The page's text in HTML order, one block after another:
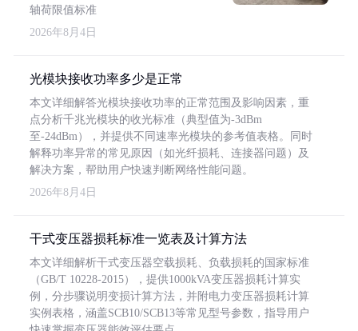
轴荷限值标准
2026年8月4日
光模块接收功率多少是正常
本文详细解答光模块接收功率的正常范围及影响因素，重
点分析千兆光模块的收光标准（典型值为-3dBm
至-24dBm），并提供不同速率光模块的参考值表格。同时
解释功率异常的常见原因（如光纤损耗、连接器问题）及
解决方案，帮助用户快速判断网络性能问题。
2026年8月4日
干式变压器损耗标准一览表及计算方法
本文详细解析干式变压器空载损耗、负载损耗的国家标准
（GB/T 10228-2015），提供1000kVA变压器损耗计算实
例，分步骤说明变损计算方法，并附电力变压器损耗计算
实例表格，涵盖SCB10/SCB13等常见型号参数，指导用户